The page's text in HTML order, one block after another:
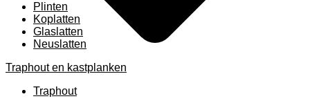
Plinten
Koplatten
Glaslatten
Neuslatten
Traphout en kastplanken
Traphout